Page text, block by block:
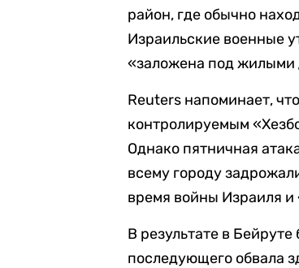
район, где обычно
Израильские военные
«заложена под жилыми
Reuters напоминает,
контролируемым
Однако пятничная
всему городу
время войны Израиля и
В результате в
последующего обвала